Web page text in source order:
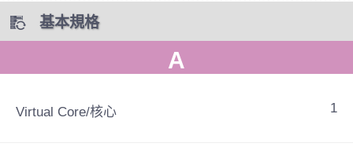
基本規格
A
Virtual Core/核心 1